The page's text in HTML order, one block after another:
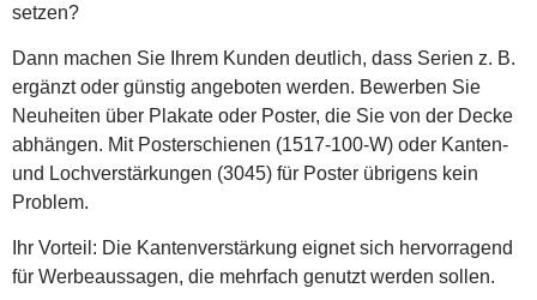
setzen?
Dann machen Sie Ihrem Kunden deutlich, dass Serien z. B.
ergänzt oder günstig angeboten werden. Bewerben Sie
Neuheiten über Plakate oder Poster, die Sie von der Decke
abhängen. Mit Posterschienen (1517-100-W) oder Kanten-
und Lochverstärkungen (3045) für Poster übrigens kein
Problem.
Ihr Vorteil: Die Kantenverstärkung eignet sich hervorragend
für Werbeaussagen, die mehrfach genutzt werden sollen.